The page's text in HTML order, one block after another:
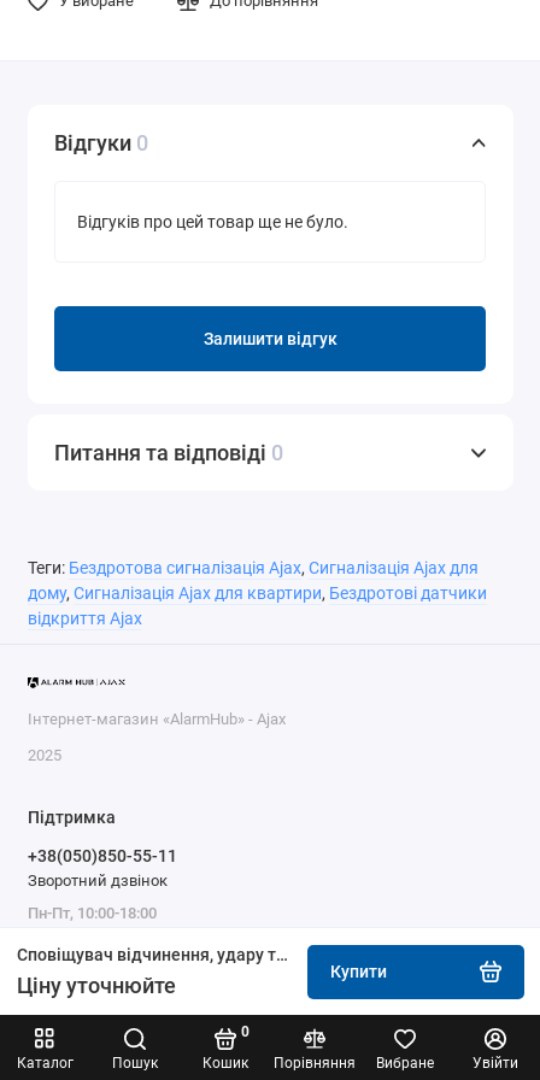
Каталог Пошук Кошик
0
Порівняння
Вибране Увійти
Сповіщувач відчинення, удару та нахилу Ajax DoorProtect S Plus (8PD) white
Ціну уточнюйте
Купити
Відгуки 0
Відгуків про цей товар ще не було.
Залишити відгук
Питання та відповіді 0
Теги: Бездротова сигналізація Ajax, Сигналізація Ajax для
дому, Сигналізація Ajax для квартири, Бездротові датчики
відкриття Ajax
Інтернет-магазин «AlarmHub» - Ajax
2025
Підтримка
+38(050)850-55-11
Зворотний дзвінок
Пн-Пт, 10:00-18:00